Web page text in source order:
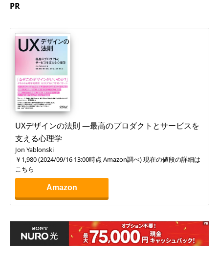
PR
UXデザインの法則 ―最高のプロダクトとサービスを
支える心理学
Jon Yablonski
￥1,980(2024/09/16 13:00時点 Amazon調べ) 現在の値段の詳細は
こちら
Amazon